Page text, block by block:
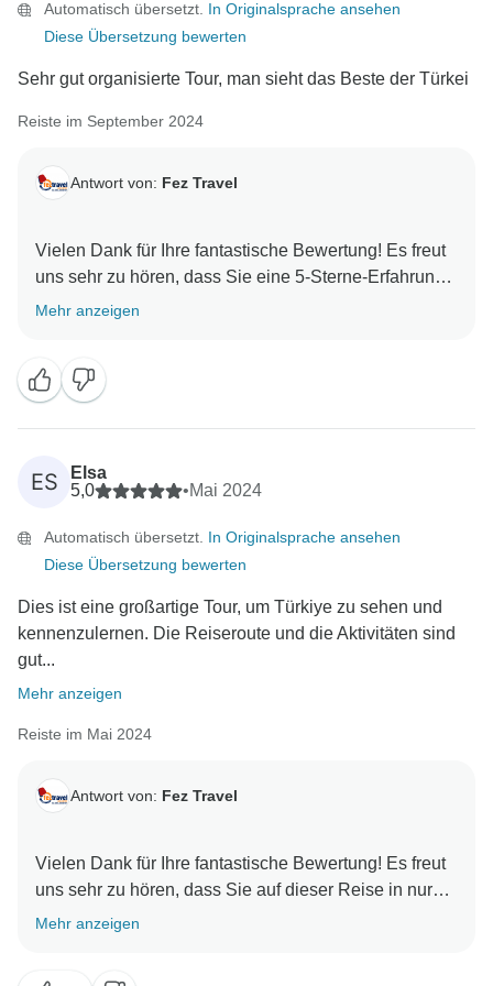
hoffen, Sie in Zukunft auf einem weiteren
Automatisch übersetzt. In Originalsprache ansehen
Diese Übersetzung bewerten
Sehr gut organisierte Tour, man sieht das Beste der Türkei
Reiste im September 2024
Antwort von: Fez Travel
Vielen Dank für Ihre fantastische Bewertung! Es freut
uns sehr zu hören, dass Sie eine 5-Sterne-Erfahrung
mit der Flying Carpet Tour hatten. Es ist schön zu
Reiseleiter - gut organisiert und angenehm fanden.
Wir freuen uns über Ihre freundlichen Worte und
danken Ihnen, dass Sie sich für uns entschieden
haben, um Ihnen das Beste der Türkei zu zeigen. Wir
Mehr anzeigen
ES
Elsa
5,0
•Mai 2024
Automatisch übersetzt. In Originalsprache ansehen
Diese Übersetzung bewerten
Dies ist eine großartige Tour, um Türkiye zu sehen und
kennenzulernen. Die Reiseroute und die Aktivitäten sind
gut...
Mehr anzeigen
Reiste im Mai 2024
Antwort von: Fez Travel
Vielen Dank für Ihre fantastische Bewertung! Es freut
uns sehr zu hören, dass Sie auf dieser Reise in nur
zwei Wochen so viel von der Türkei erleben konnten
Mehr anzeigen